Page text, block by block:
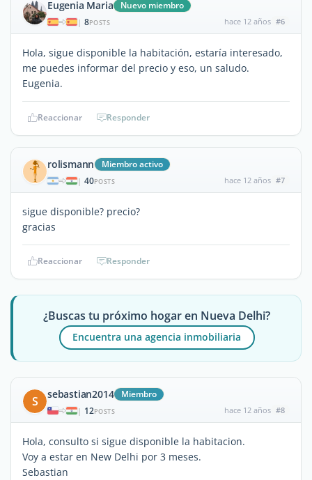
Eugenia Maria Nuevo miembro
| 8POSTS hace 12 años #6
Hola, sigue disponible la habitación, estaría interesado,
me puedes informar del precio y eso, un saludo.
Eugenia.
Reaccionar Responder
rolismann Miembro activo
| 40POSTS hace 12 años #7
sigue disponible? precio?
gracias
Reaccionar Responder
¿Buscas tu próximo hogar en Nueva Delhi?
Encuentra una agencia inmobiliaria
S sebastian2014 Miembro
| 12POSTS hace 12 años #8
Hola, consulto si sigue disponible la habitacion.
Voy a estar en New Delhi por 3 meses.
Sebastian